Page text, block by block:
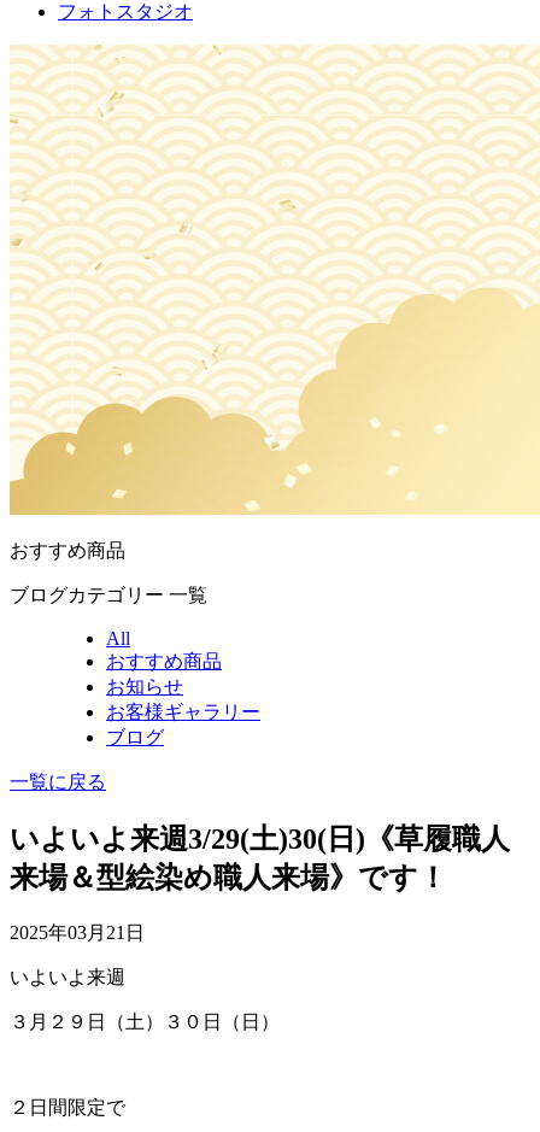
フォトスタジオ
おすすめ商品
ブログカテゴリー 一覧
All
おすすめ商品
お知らせ
お客様ギャラリー
ブログ
一覧に戻る
いよいよ来週3/29(土)30(日)《草履職人
来場＆型絵染め職人来場》です！
2025年03月21日
いよいよ来週
３月２９日（土）３０日（日）
２日間限定で